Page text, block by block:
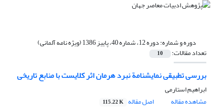
دوره و شماره:دوره 12، شماره 40، پاییز 1386 (ویژه نامه آلمانی)
تعداد مقالات: 10
بررسی تطبیقی نمایشنامة نبرد هرمان اثر کلایست با منابع تاریخی
ابراهیم استارمی
مشاهده مقاله
اصل مقاله 115.22 K